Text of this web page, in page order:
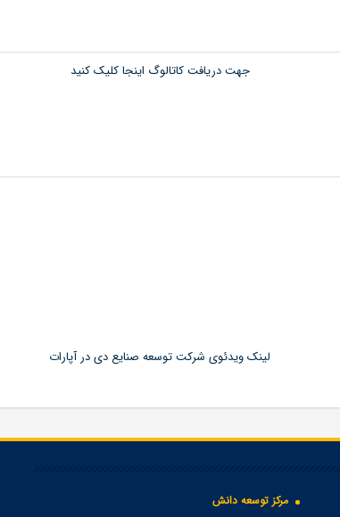
جهت دریافت کاتالوگ اینجا کلیک کنید
لینک ویدئوی شرکت توسعه صنایع دی در آپارات
مرکز توسعه دانش